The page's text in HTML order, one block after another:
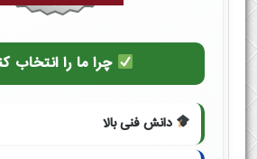
چرا ما را انتخاب
دانش فنی بالا